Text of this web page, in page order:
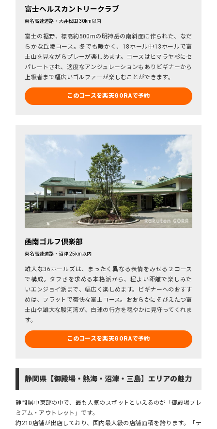
富士ヘルスカントリークラブ
東名高速道路・大井松田 30km以内
富士の裾野、標高約500mの明神岳の南斜面に作られた、なだ
らかな丘陵コース。冬でも暖かく、18ホール中13ホールで富
士山を見ながらプレーが楽しめます。コースはヒマラヤ杉にセ
パレートされ、適度なアンジュレーションもありビギナーから
上級者まで幅広いゴルファーが楽しむことができます。
このコースを楽天GORAで予約
凾南ゴルフ倶楽部
東名高速道路・沼津 25km以内
雄大な36ホールズは、まったく異なる表情をみせる２コース
で構成。タフさを求める本格派から、程よい距離で楽しみた
いエンジョイ派まで、幅広く楽しめます。ビギナーへのおすす
めは、フラットで豪快な富士コース。おおらかにそびえたつ富
士山や雄大な駿河湾が、白球の行方を穏やかに見守ってくれま
す。
このコースを楽天GORAで予約
静岡県【御殿場・熱海・沼津・三島】エリアの魅力
静岡県中東部の中で、最も人気のスポットといえるのが「御殿場プレ
ミアム・アウトレット」です。
約210店舗が出店しており、国内最大級の店舗面積を誇ります。「テ